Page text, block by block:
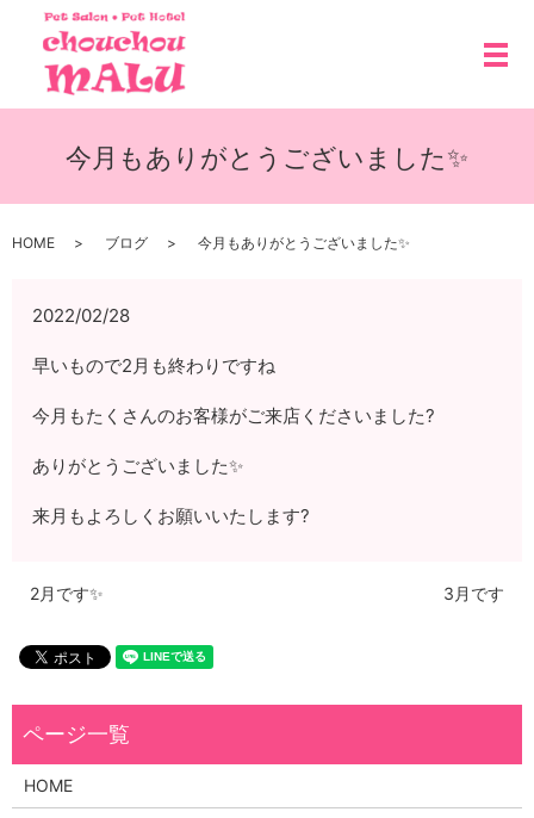
メ
今月もありがとうございました✨
HOME ブログ 今月もありがとうございました✨
2022/02/28
早いもので2月も終わりですね
今月もたくさんのお客様がご来店くださいました?
ありがとうございました✨
来月もよろしくお願いいたします?
2月です✨ 3月です
HOME